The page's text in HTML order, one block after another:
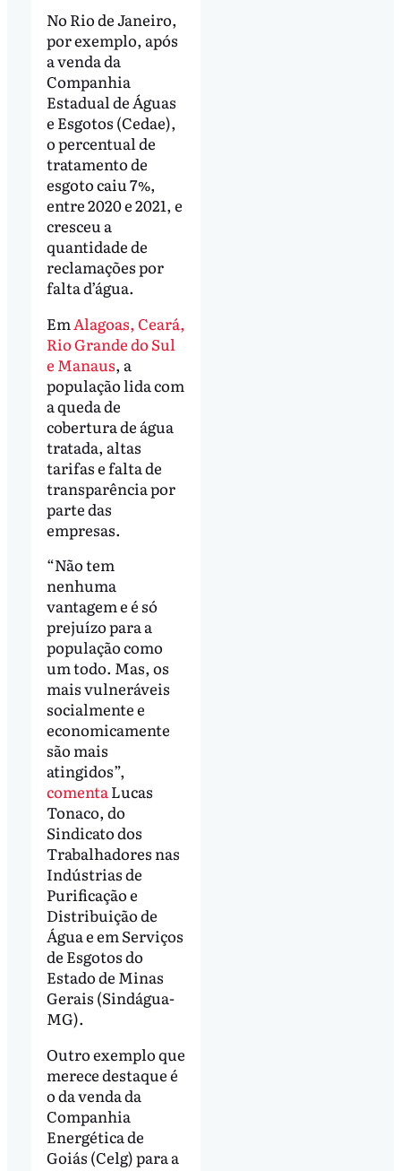
No Rio de Janeiro,
por exemplo, após
a venda da
Companhia
Estadual de Águas
e Esgotos (Cedae),
o percentual de
tratamento de
esgoto caiu 7%,
entre 2020 e 2021, e
cresceu a
quantidade de
reclamações por
falta d’água.
Em Alagoas, Ceará,
Rio Grande do Sul
e Manaus, a
população lida com
a queda de
cobertura de água
tratada, altas
tarifas e falta de
transparência por
parte das
empresas.
“Não tem
nenhuma
vantagem e é só
prejuízo para a
população como
um todo. Mas, os
mais vulneráveis
socialmente e
economicamente
são mais
atingidos”,
comentaLucas
Tonaco, do
Sindicato dos
Trabalhadores nas
Indústrias de
Purificação e
Distribuição de
Água e em Serviços
de Esgotos do
Estado de Minas
Gerais (Sindágua-
MG).
Outro exemplo que
merece destaque é
o da venda da
Companhia
Energética de
Goiás (Celg) para a